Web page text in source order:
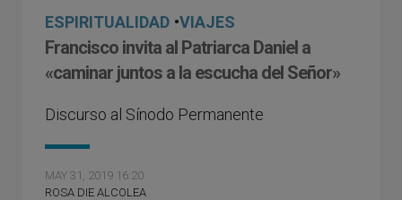
ESPIRITUALIDAD •VIAJES
Francisco invita al Patriarca Daniel a
«caminar juntos a la escucha del Señor»
Discurso al Sínodo Permanente
MAY 31, 2019 16:20
ROSA DIE ALCOLEA